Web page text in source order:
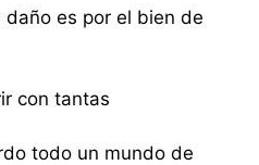
es por el bien de
con tantas
todo un mundo de